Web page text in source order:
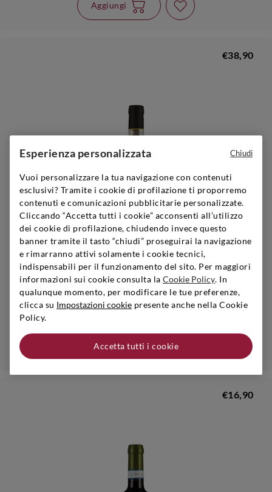
Aggiungi
€38,90
Veneto 2020
0,75 l
MONTESANTOCCIO
Aggiungi
€16,90
Esperienza personalizzata
Vuoi personalizzare la tua navigazione con contenuti
esclusivi? Tramite i cookie di profilazione ti proporremo
contenuti e comunicazioni pubblicitarie personalizzate.
Cliccando “Accetta tutti i cookie” acconsenti all’utilizzo
dei cookie di profilazione, chiudendo invece questo
banner tramite il tasto “chiudi” proseguirai la navigazione
e rimarranno attivi solamente i cookie tecnici,
indispensabili per il funzionamento del sito. Per maggiori
informazioni sui cookie consulta la Cookie Policy. In
qualunque momento, per modificare le tue preferenze,
clicca su Impostazioni cookie presente anche nella Cookie
Policy.
Accetta tutti i cookie
Chiudi